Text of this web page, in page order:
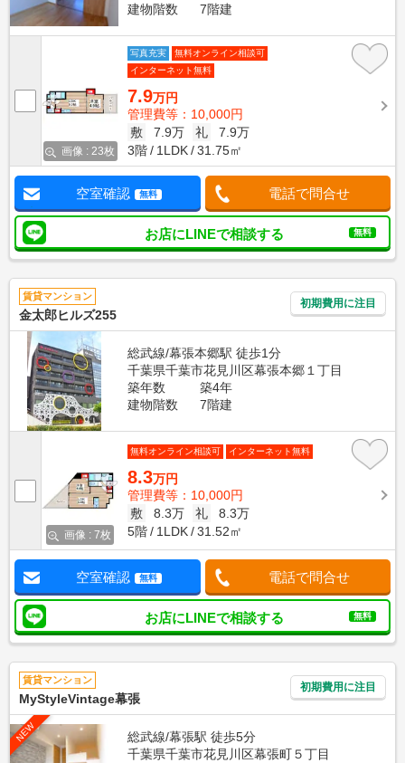
建物階数
7階建
画像 : 23枚
写真充実
無料オンライン相談可
インターネット無料
7.9万円
管理費等：10,000円
敷
7.9万 礼
7.9万
3階
1LDK 31.75㎡
空室確認 無料 電話で問合せ
お店にLINEで相談する 無料
賃貸マンション
金太郎ヒルズ255
初期費用に注目
総武線/幕張本郷駅 徒歩1分
千葉県千葉市花見川区幕張本郷１丁目
築年数
築4年
建物階数
7階建
画像 : 7枚
無料オンライン相談可 インターネット無料
8.3万円
管理費等：10,000円
敷
8.3万 礼
8.3万
5階
1LDK 31.52㎡
空室確認 無料 電話で問合せ
お店にLINEで相談する 無料
賃貸マンション
MyStyleVintage幕張
初期費用に注目
NEW
総武線/幕張駅 徒歩5分
千葉県千葉市花見川区幕張町５丁目